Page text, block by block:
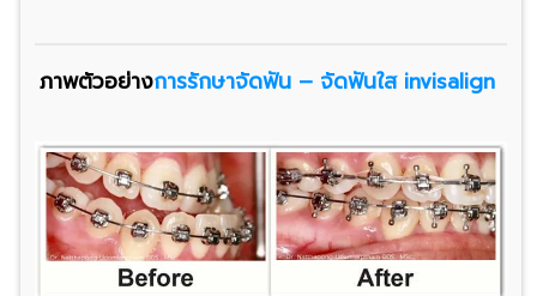
ภาพตัวอย่างการรักษาจัดฟัน – จัดฟันใส invisalign